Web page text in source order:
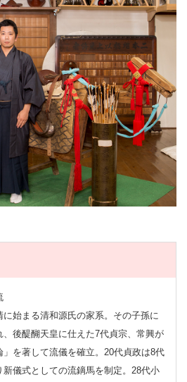
始まる清和源氏の家系。その子孫に
、後醍醐天皇に仕えた7代貞宗、常興が
」を著して流儀を確立。20代貞政は8代
儀式としての流鏑馬を制定。28代小